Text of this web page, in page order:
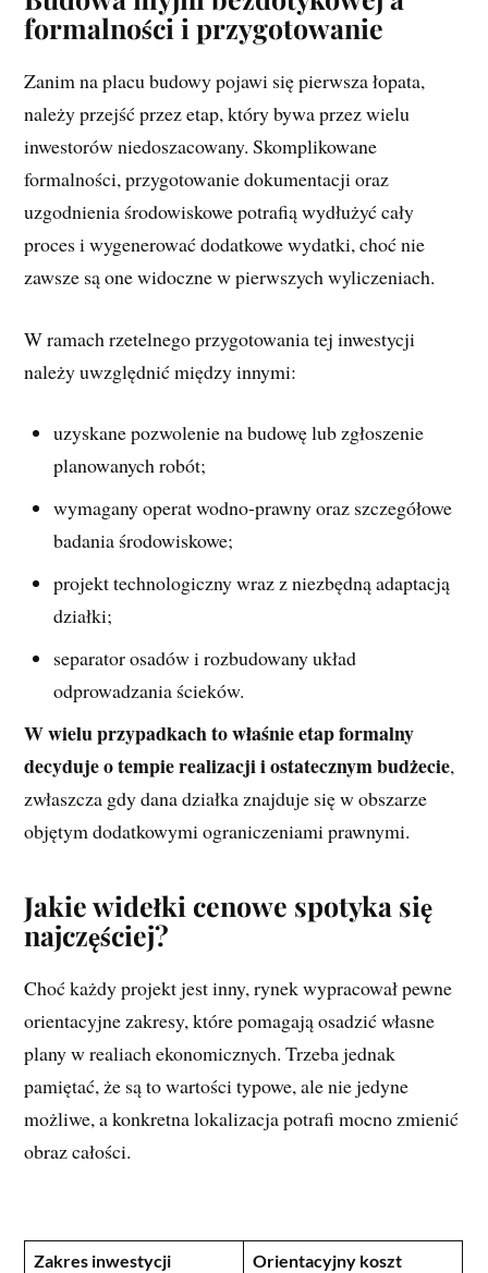
formalności i przygotowanie
Zanim na placu budowy pojawi się pierwsza łopata,
należy przejść przez etap, który bywa przez wielu
inwestorów niedoszacowany. Skomplikowane
formalności, przygotowanie dokumentacji oraz
uzgodnienia środowiskowe potrafią wydłużyć cały
proces i wygenerować dodatkowe wydatki, choć nie
zawsze są one widoczne w pierwszych wyliczeniach.
W ramach rzetelnego przygotowania tej inwestycji
należy uwzględnić między innymi:
uzyskane pozwolenie na budowę lub zgłoszenie
planowanych robót;
wymagany operat wodno-prawny oraz szczegółowe
badania środowiskowe;
projekt technologiczny wraz z niezbędną adaptacją
działki;
separator osadów i rozbudowany układ
odprowadzania ścieków.
W wielu przypadkach to właśnie etap formalny
decyduje o tempie realizacji i ostatecznym budżecie,
zwłaszcza gdy dana działka znajduje się w obszarze
objętym dodatkowymi ograniczeniami prawnymi.
Jakie widełki cenowe spotyka się
najczęściej?
Choć każdy projekt jest inny, rynek wypracował pewne
orientacyjne zakresy, które pomagają osadzić własne
plany w realiach ekonomicznych. Trzeba jednak
pamiętać, że są to wartości typowe, ale nie jedyne
możliwe, a konkretna lokalizacja potrafi mocno zmienić
obraz całości.
Zakres inwestycji
Orientacyjny koszt